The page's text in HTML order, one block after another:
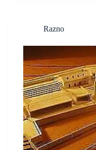
Razno